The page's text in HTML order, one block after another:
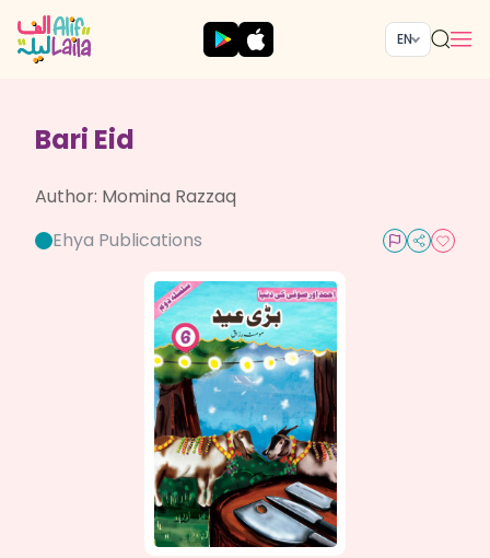
EN
Bari Eid
Author: Momina Razzaq
Ehya Publications